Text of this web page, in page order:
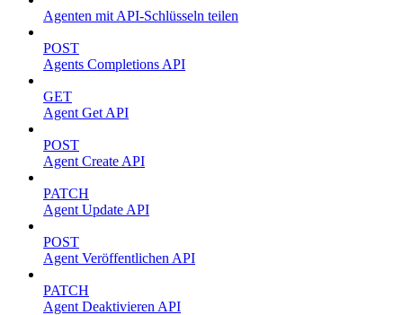
Agenten mit API-Schlüsseln teilen
POST
Agents Completions API
GET
Agent Get API
POST
Agent Create API
PATCH
Agent Update API
POST
Agent Veröffentlichen API
PATCH
Agent Deaktivieren API